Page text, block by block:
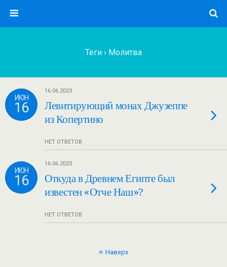
Теги › Молитва
ИЮН
16
16.06.2023
Левитирующий монах Джузеппе
из Копертино
НЕТ ОТВЕТОВ
ИЮН
16
16.06.2023
Откуда в Древнем Египте был
известен «Отче Наш»?
НЕТ ОТВЕТОВ
Наверх